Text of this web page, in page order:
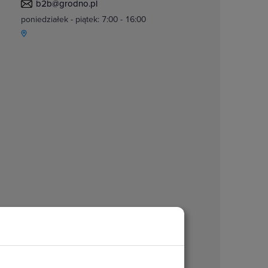
b2b@grodno.pl
poniedziałek - piątek: 7:00 - 16:00